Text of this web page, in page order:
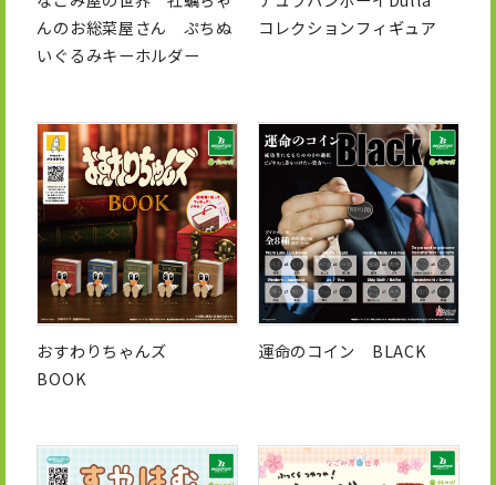
んのお総菜屋さん ぷちぬ
いぐるみキーホルダー
コレクションフィギュア
おすわりちゃんズ
BOOK
運命のコイン BLACK